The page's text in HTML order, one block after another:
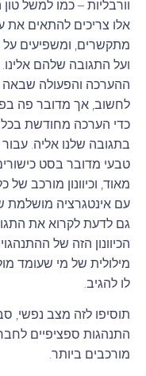
וורבליות – כמו למשל
אלו צריכים להתאים את
מתקשרים, ומשפיעים
ועל התגובה שלהם
ההערכה והפעולה שבאה
לחשוב, אך מדובר פה
כדי הערכה מחודשת בכל
בתגובה שלנו אליה.
טבעי מדובר בסט
מאוד, וכיוונון מורכב
עם אינטגרציה מושלמת
גם לדעת לקרוא את
הכיוונון הזה של
מילולית של מי שעומד
לו להגיב.
תוסיפו לזה מצב נפשי,
התנהגות ספציפיים
מורכבים ביותר.